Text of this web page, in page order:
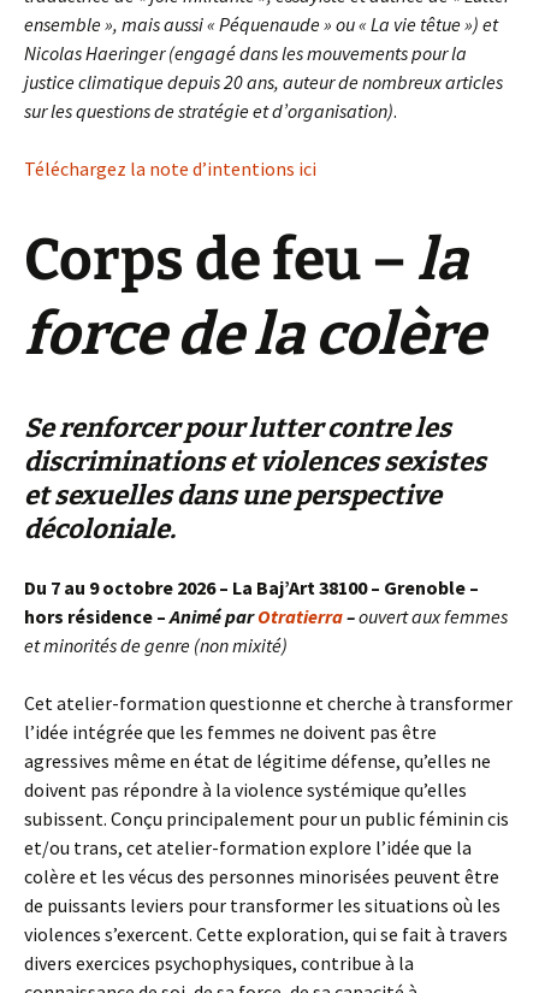
ensemble », mais aussi « Péquenaude » ou « La vie têtue ») et
Nicolas Haeringer (engagé dans les mouvements pour la
justice climatique depuis 20 ans, auteur de nombreux articles
sur les questions de stratégie et d’organisation).
Téléchargez la note d’intentions ici
Corps de feu –la
force de la colère
Se renforcer pour lutter contre les
discriminations et violences sexistes
et sexuelles dans une perspective
décoloniale.
Du 7 au 9 octobre 2026 – La Baj’Art 38100 – Grenoble –
hors résidence –Animé parOtratierra–ouvert aux femmes
et minorités de genre (non mixité)
Cet atelier-formation questionne et cherche à transformer
l’idée intégrée que les femmes ne doivent pas être
agressives même en état de légitime défense, qu’elles ne
doivent pas répondre à la violence systémique qu’elles
subissent. Conçu principalement pour un public féminin cis
et/ou trans, cet atelier-formation explore l’idée que la
colère et les vécus des personnes minorisées peuvent être
de puissants leviers pour transformer les situations où les
violences s’exercent. Cette exploration, qui se fait à travers
divers exercices psychophysiques, contribue à la